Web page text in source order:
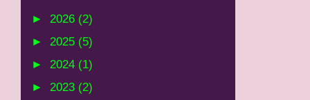
► 2026 (2)
► 2025 (5)
► 2024 (1)
► 2023 (2)